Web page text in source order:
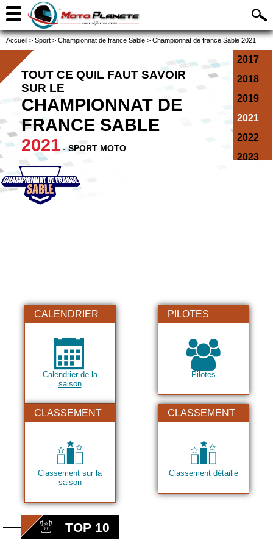
Accueil > Sport > Championnat de france Sable > Championnat de france Sable 2021
2017
2018
2019
2021
2022
2023
TOUT CE QUIL FAUT SAVOIR
SUR LE
CHAMPIONNAT DE
FRANCE SABLE
2021 - SPORT MOTO
CALENDRIER
Calendrier de la
saison
PILOTES
Pilotes
CLASSEMENT
Classement sur la
saison
CLASSEMENT
Classement détaillé
TOP 10